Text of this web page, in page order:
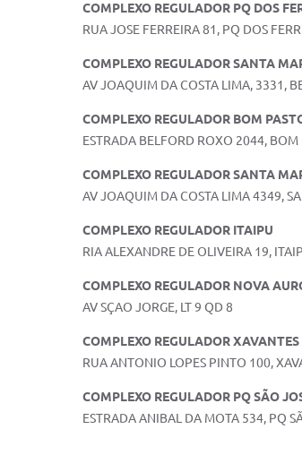
COMPLEXO REGULADOR PQ DOS
RUA JOSE FERREIRA 81, PQ DOS
COMPLEXO REGULADOR SANTA
AV JOAQUIM DA COSTA LIMA, 3331,
COMPLEXO REGULADOR BOM
ESTRADA BELFORD ROXO 2044, BOM
COMPLEXO REGULADOR SANTA
AV JOAQUIM DA COSTA LIMA 4349,
COMPLEXO REGULADOR ITAIPU
RIA ALEXANDRE DE OLIVEIRA 19,
COMPLEXO REGULADOR NOVA
AV SÇAO JORGE, LT 9 QD 8
COMPLEXO REGULADOR XAVANTES
RUA ANTONIO LOPES PINTO 100,
COMPLEXO REGULADOR PQ SÃO
ESTRADA ANIBAL DA MOTA 534, PQ